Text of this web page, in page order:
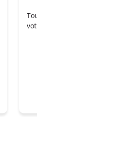
Tout est parfait merci de
votre sérieux